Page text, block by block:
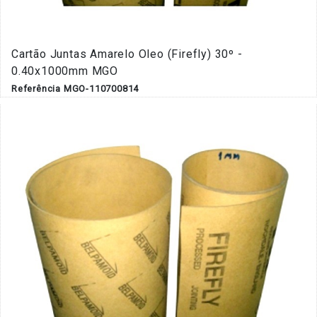
Cartão Juntas Amarelo Oleo (Firefly) 30º -
0.40x1000mm MGO
Referência MGO-110700814